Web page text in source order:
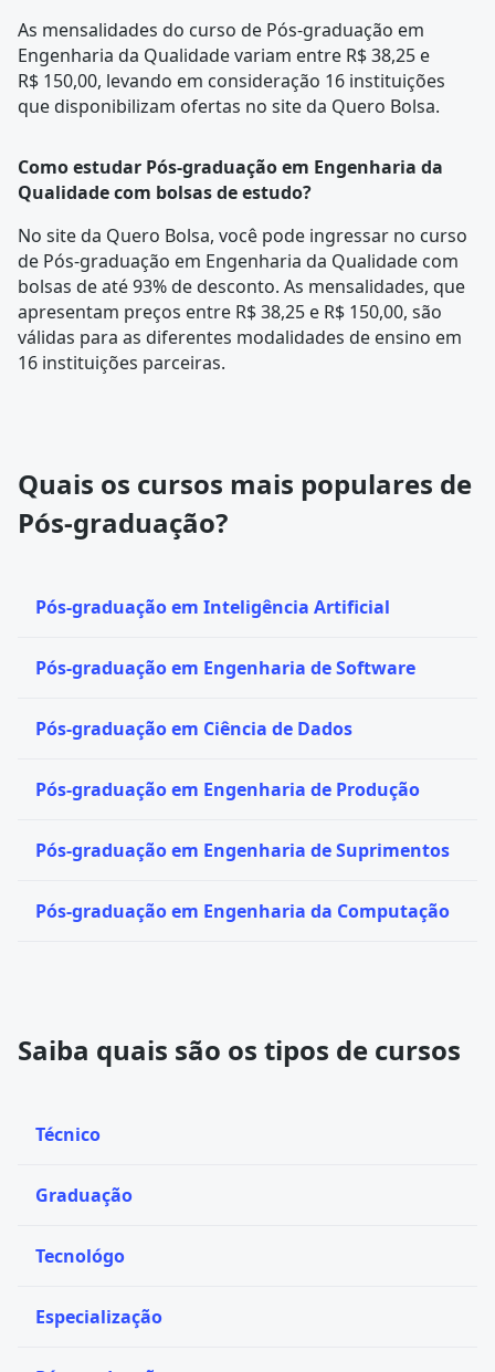
As mensalidades do curso de Pós-graduação em
Engenharia da Qualidade variam entre R$ 38,25 e
R$ 150,00, levando em consideração 16 instituições
que disponibilizam ofertas no site da Quero Bolsa.
Como estudar Pós-graduação em Engenharia da
Qualidade com bolsas de estudo?
No site da Quero Bolsa, você pode ingressar no curso
de Pós-graduação em Engenharia da Qualidade com
bolsas de até 93% de desconto. As mensalidades, que
apresentam preços entre R$ 38,25 e R$ 150,00, são
válidas para as diferentes modalidades de ensino em
16 instituições parceiras.
Quais os cursos mais populares de
Pós-graduação?
Pós-graduação em Inteligência Artificial
Pós-graduação em Engenharia de Software
Pós-graduação em Ciência de Dados
Pós-graduação em Engenharia de Produção
Pós-graduação em Engenharia de Suprimentos
Pós-graduação em Engenharia da Computação
Saiba quais são os tipos de cursos
Técnico
Graduação
Tecnológo
Especialização